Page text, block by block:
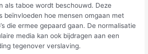
als taboe wordt beschouwd. Deze
beïnvloeden hoe mensen omgaan met
die ermee gepaard gaan. De normalisatie
media kan ook bijdragen aan een
tegenover verslaving.